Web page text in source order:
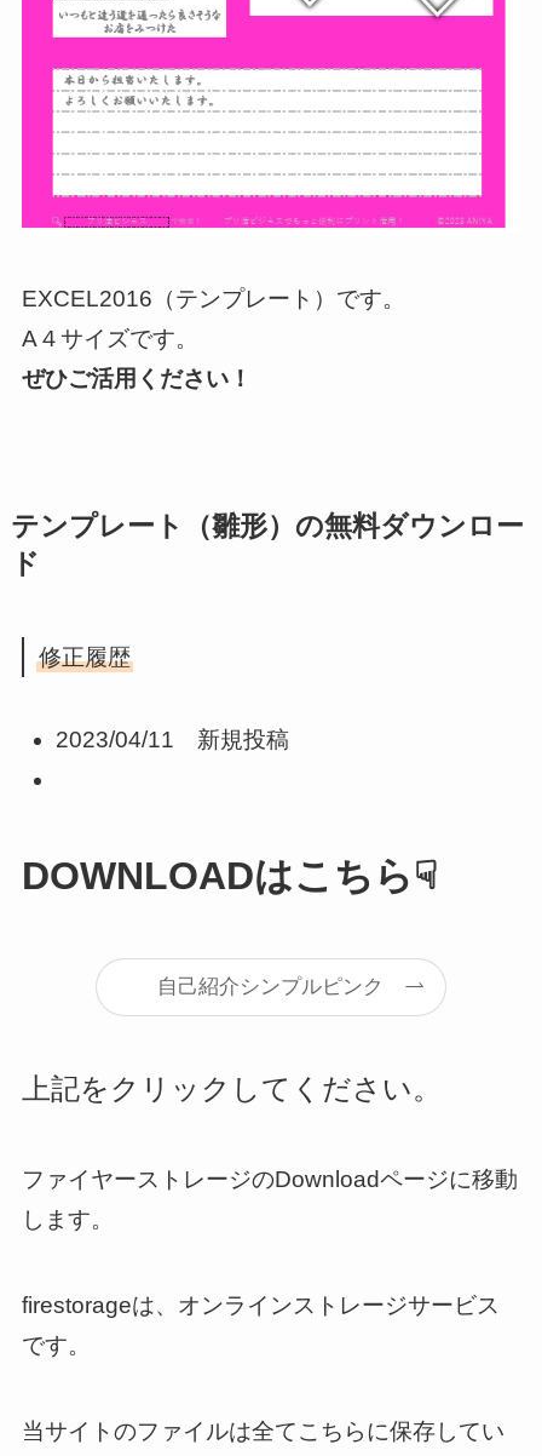
EXCEL2016（テンプレート）です。
A４サイズです。
ぜひご活用ください！
テンプレート（雛形）の無料ダウンロー
ド
修正履歴
2023/04/11 新規投稿
DOWNLOADはこちら☟
自己紹介シンプルピンク
上記をクリックしてください。
ファイヤーストレージのDownloadページに移動
します。
firestorageは、オンラインストレージサービス
です。
当サイトのファイルは全てこちらに保存してい